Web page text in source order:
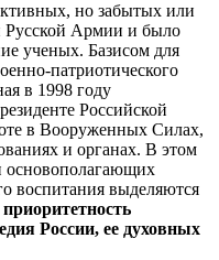
но забытых или
Русской Армии и было
ученых. Базисом для
патриотического
в 1998 году
Российской
в Вооруженных Силах,
и органах. В этом
основополагающих
воспитания выделяются
России, ее духовных